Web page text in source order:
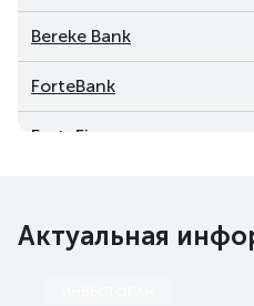
Bereke Bank
ForteBank
ForteFinance
Halyk Finance
Актуальная